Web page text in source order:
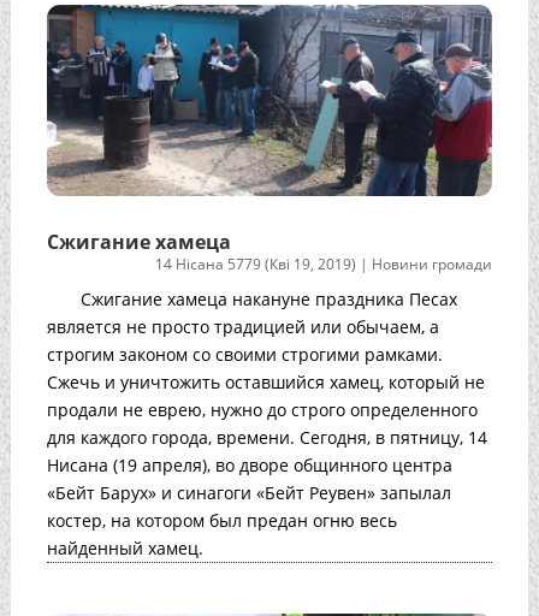
Сжигание хамеца
14 Нісана 5779 (Кві 19, 2019) | Новини громади
Сжигание хамеца накануне праздника Песах
является не просто традицией или обычаем, а
строгим законом со своими строгими рамками.
Сжечь и уничтожить оставшийся хамец, который не
продали не еврею, нужно до строго определенного
для каждого города, времени. Сегодня, в пятницу, 14
Нисана (19 апреля), во дворе общинного центра
«Бейт Барух» и синагоги «Бейт Реувен» запылал
костер, на котором был предан огню весь
найденный хамец.